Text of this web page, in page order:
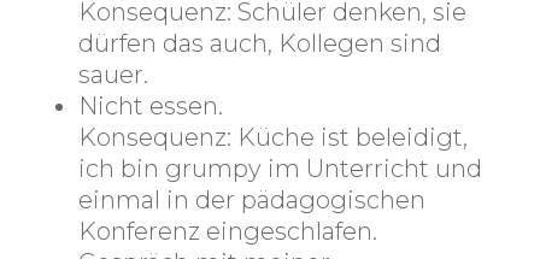
Konsequenz: Schüler denken, sie
dürfen das auch, Kollegen sind
sauer.
Nicht essen.
Konsequenz: Küche ist beleidigt,
ich bin grumpy im Unterricht und
einmal in der pädagogischen
Konferenz eingeschlafen.